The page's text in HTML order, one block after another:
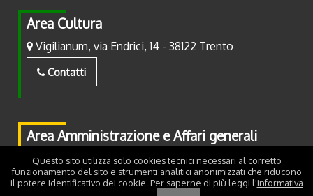
Area Cultura
Vigilianum, via Endrici, 14 - 38122 Trento
Contatti
Area Amministrazione e Affari generali
Piazza Fiera, 2 - 38122 Trento
Contatti
Questo sito utilizza solo cookies tecnici necessari al corretto
funzionamento del sito e strumenti analitici anonimizzati che riducono
il potere identificativo dei cookie. Per saperne di più leggi l'informativa